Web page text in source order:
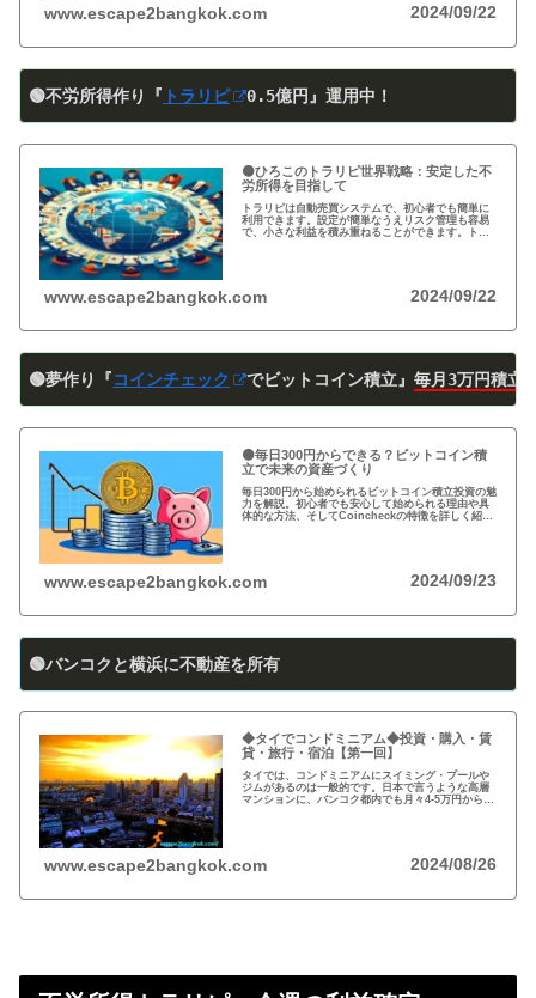
www.escape2bangkok.com 2024/09/22
🟢不労所得作り『 トラリピ 0.5億円』運用中！
🟠ひろこのトラリピ世界戦略：安定した不
労所得を目指して
トラリピは自動売買システムで、初心者でも簡単に
利用できます。設定が簡単なうえリスク管理も容易
で、小さな利益を積み重ねることができます。トラ
www.escape2bangkok.com 2024/09/22
🟢夢作り『コインチェック でビットコイン積立』 毎月3万円積立
🟠毎日300円からできる？ビットコイン積
立で未来の資産づくり
毎日300円から始められるビットコイン積立投資の魅
力を解説。初心者でも安心して始められる理由や具
体的な方法、そしてCoincheckの特徴を詳しく紹
www.escape2bangkok.com 2024/09/23
🟢バンコクと横浜に不動産を所有
◆タイでコンドミニアム◆投資・購入・賃
貸・旅行・宿泊【第一回】
タイでは、コンドミニアムにスイミング・プールや
ジムがあるのは一般的です。日本で言うような高層
マンションに、バンコク都内でも月々4-5万円から賃
www.escape2bangkok.com 2024/08/26